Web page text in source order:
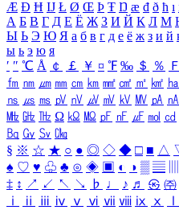
Æ Ð Ħ Ĳ Ł Ø Œ Þ Ŧ Ŋ æ đ ð ħ ı
А Б В Г Д Е Ё Ж З И Й К Л М
Ы Ь Э Ю Я а б в г д е ё ж з и й
ы ь э ю я
′ ″ ℃ Å ￠ ￡ ￥ ¤ ℉ ‰ ＄ ％ Ｆ
㎙ ㎚ ㎛ ㎜ ㎝ ㎞ ㎟ ㎠ ㎡ ㎢ ㏊
㎱ ㎲ ㎳ ㎴ ㎵ ㎶ ㎷ ㎸ ㎹ ㎀ ㎁
㎒ ㎓ ㎔ Ω ㏀ ㏁ ㎊ ㎋ ㎌ ㏖ ㏅
㏃ ㏉ ㏜ ㏆
§ ※ ☆ ★ ○ ● ◎ ◇ ◆ □ ■ △
♠ ♡ ♥ ♧ ♣ ⊙ ◈ ▣ ◐ ◑ ▒ ▤
‡ ↕ ↗ ↙ ↖ ↘ ♭ ♩ ♪ ♬ ㉿ ㈜
ⅰ
ⅱ ⅲ ⅳ ⅴ ⅵ ⅶ ⅷ ⅸ ⅹ